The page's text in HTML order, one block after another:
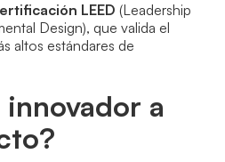
LEED (Leadership
Design), que valida el
altos estándares de
a